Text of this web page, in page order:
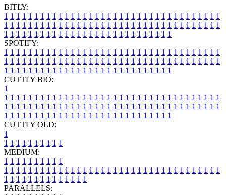
BITLY:
1 1 1 1 1 1 1 1 1 1 1 1 1 1 1 1 1 1 1 1 1 1 1 1 1 1 1 1 1 1 1 1 1 1 1 1
1 1 1 1 1 1 1 1 1 1 1 1 1 1 1 1 1 1 1 1 1 1 1 1 1 1 1 1 1 1 1 1 1 1 1 1
1 1 1 1 1 1 1 1 1 1 1 1 1 1 1 1 1 1 1 1 1 1 1 1 1 1 1 1
SPOTIFY:
1 1 1 1 1 1 1 1 1 1 1 1 1 1 1 1 1 1 1 1 1 1 1 1 1 1 1 1 1 1 1 1 1 1 1 1
1 1 1 1 1 1 1 1 1 1 1 1 1 1 1 1 1 1 1 1 1 1 1 1 1 1 1 1 1 1 1 1 1 1 1 1
1 1 1 1 1 1 1 1 1 1 1 1 1 1 1 1 1 1 1 1 1 1 1 1 1 1 1 1
CUTTLY BIO:
1
1 1 1 1 1 1 1 1 1 1 1 1 1 1 1 1 1 1 1 1 1 1 1 1 1 1 1 1 1 1 1 1 1 1 1 1
1 1 1 1 1 1 1 1 1 1 1 1 1 1 1 1 1 1 1 1 1 1 1 1 1 1 1 1 1 1 1 1 1 1 1 1
1 1 1 1 1 1 1 1 1 1 1 1 1 1 1 1 1 1 1 1 1 1 1 1 1 1 1 1
CUTTLY OLD:
1
1 1 1 1 1 1 1 1 1 1
MEDIUM:
1 1 1 1 1 1 1 1 1 1
1 1 1 1 1 1 1 1 1 1 1 1 1 1 1 1 1 1 1 1 1 1 1 1 1 1 1 1 1 1 1 1 1 1 1 1
1 1 1 1 1 1 1 1 1 1 1 1 1 1
PARALLELS: